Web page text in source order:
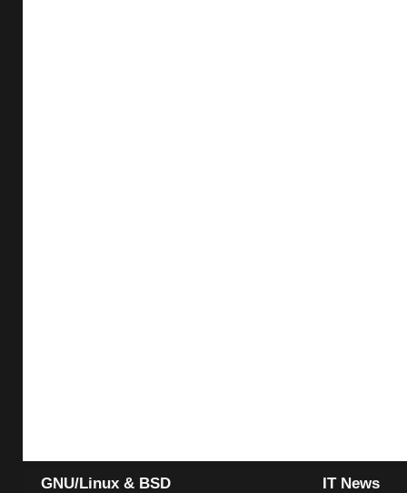
GNU/Linux & BSD IT News